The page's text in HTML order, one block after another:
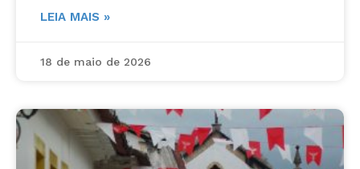
LEIA MAIS »
18 de maio de 2026